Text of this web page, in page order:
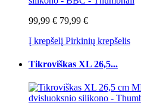
99,99 € 79,99 €
Į krepšelį Pirkinių krepšelis
Tikroviškas XL 26,5...